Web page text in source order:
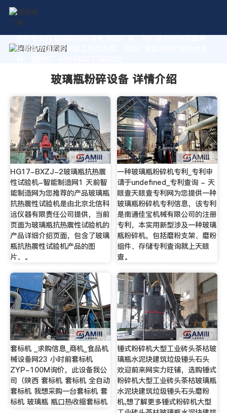
作为专业的 玻璃瓶粉碎设备 制造厂家，我们致力于为您量身
定制高价值的粉体加工系统方案。获取厂家直销报价及技术支
玻璃瓶粉碎设备 详情介绍
HG17-BXZJ-2玻璃瓶抗热震
性试验机-智能制造网1 天前智
能制造网为您推荐的产品玻璃瓶
抗热震性试验机是由北京北信科
远仪器有限责任公司提供，当前
页面为玻璃瓶抗热震性试验机的
产品详细介绍页面，包含了玻璃
瓶抗热震性试验机产品的图
片、。
一种玻璃瓶粉碎机专利_专利申
请于undefined_专利查询 - 天
眼查天眼查专利网为您提供一种
玻璃瓶粉碎机专利信息，该专利
是南通佳宝机械有限公司的注册
专利，本实用新型涉及一种玻璃
瓶粉碎机，包括磨粉支架、磨粉
组件、存储专利查询就上天眼
查。
套标机 _求购信息_商机_食品机
械设备网23 小时前套标机
ZYP-100M询价，此设备我公
司（陕西 套标机 套标机 全自动
套标机 我想采购一台套标机 套
标机 玻璃瓶 瓶口热收缩套标机
锤式粉碎机大型工业砖头茶枯玻
璃瓶水泥块建筑垃圾锤头石头
欢迎前来网实力旺铺，选购锤式
粉碎机大型工业砖头茶枯玻璃瓶
水泥块建筑垃圾锤头石头磨粉
机,想了解更多锤式粉碎机大型